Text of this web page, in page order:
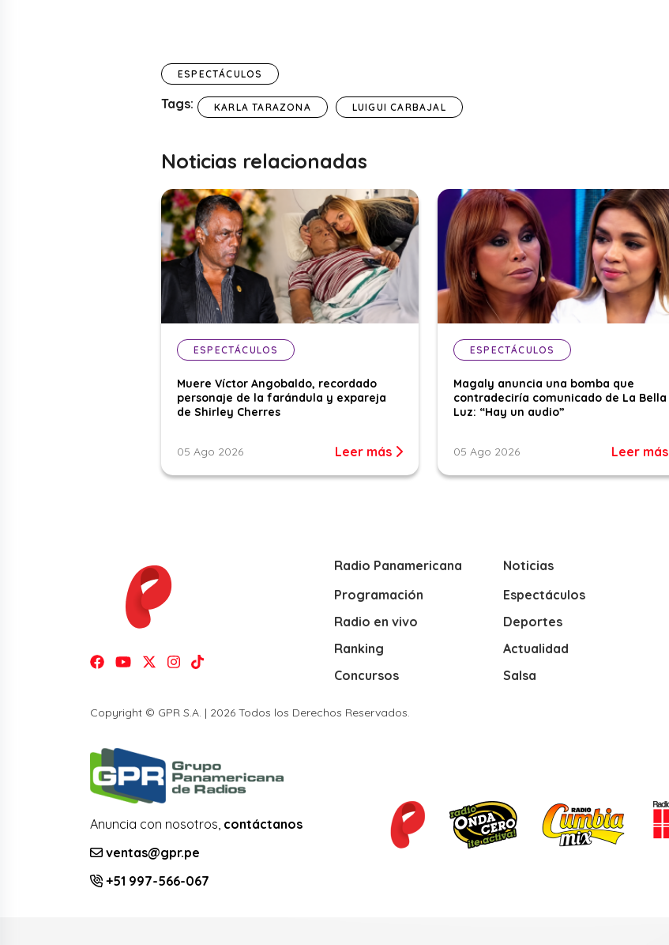
ESPECTÁCULOS
Tags: KARLA TARAZONA LUIGUI CARBAJAL
Noticias relacionadas
ESPECTÁCULOS
Muere Víctor Angobaldo, recordado
personaje de la farándula y expareja
de Shirley Cherres
05 Ago 2026 Leer más
ESPECTÁCULOS
Magaly anuncia una bomba que
contradeciría comunicado de La Bella
Luz: “Hay un audio”
05 Ago 2026 Leer más
Radio Panamericana
Programación
Radio en vivo
Ranking
Concursos
Noticias
Espectáculos
Deportes
Actualidad
Salsa
Copyright © GPR S.A. | 2026 Todos los Derechos Reservados.
Anuncia con nosotros, contáctanos
ventas@gpr.pe
+51 997-566-067